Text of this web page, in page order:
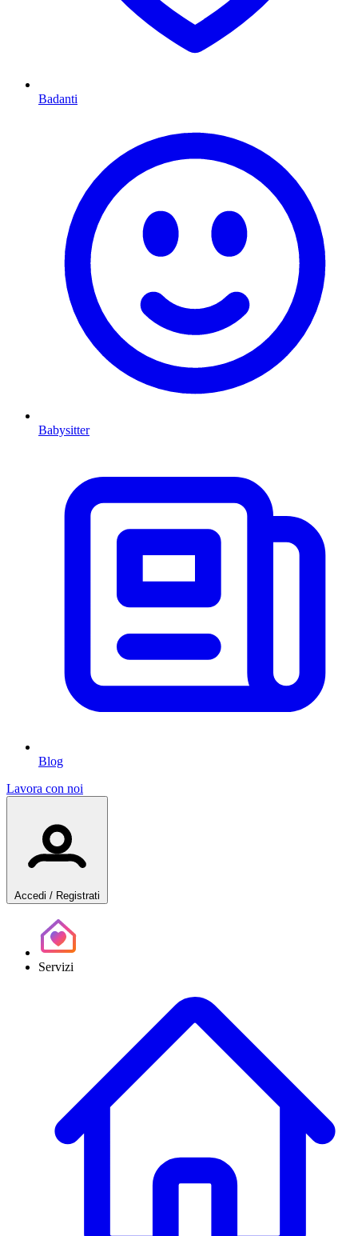
Badanti
Babysitter
Blog
Lavora con noi
Accedi / Registrati
Servizi